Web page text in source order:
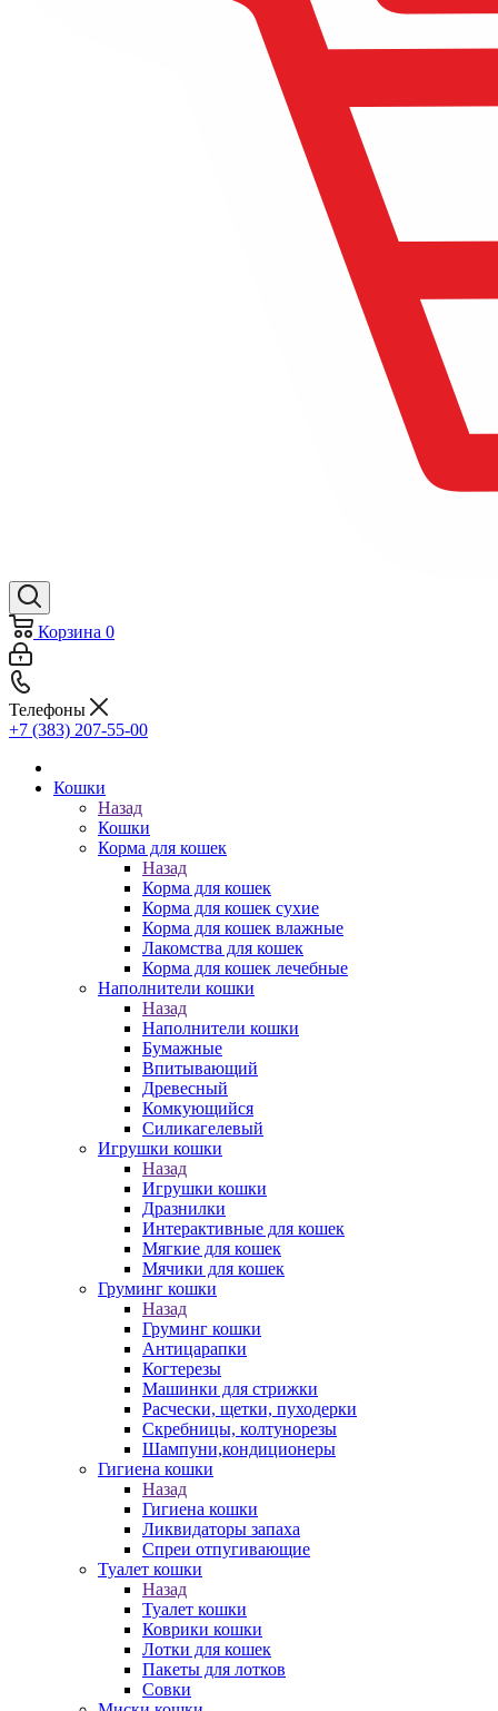
Корзина 0
Телефоны
+7 (383) 207-55-00
Кошки
Назад
Кошки
Корма для кошек
Назад
Корма для кошек
Корма для кошек сухие
Корма для кошек влажные
Лакомства для кошек
Корма для кошек лечебные
Наполнители кошки
Назад
Наполнители кошки
Бумажные
Впитывающий
Древесный
Комкующийся
Силикагелевый
Игрушки кошки
Назад
Игрушки кошки
Дразнилки
Интерактивные для кошек
Мягкие для кошек
Мячики для кошек
Груминг кошки
Назад
Груминг кошки
Антицарапки
Когтерезы
Машинки для стрижки
Расчески, щетки, пуходерки
Скребницы, колтунорезы
Шампуни,кондиционеры
Гигиена кошки
Назад
Гигиена кошки
Ликвидаторы запаха
Спреи отпугивающие
Туалет кошки
Назад
Туалет кошки
Коврики кошки
Лотки для кошек
Пакеты для лотков
Совки